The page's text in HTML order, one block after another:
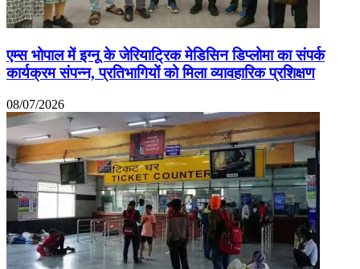
एम्स भोपाल में इग्नू के जेरियाट्रिक मेडिसिन डिप्लोमा का संपर्क
कार्यक्रम संपन्न, प्रतिभागियों को मिला व्यावहारिक प्रशिक्षण
08/07/2026